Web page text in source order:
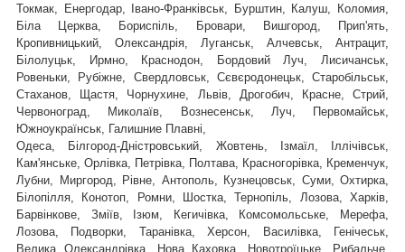
Токмак, Енергодар, Івано-Франківськ, Бурштин, Калуш, Коломия,
Біла Церква, Бориспіль, Бровари, Вишгород, Прип'ять,
Кропивницький, Олександрія, Луганськ, Алчевськ, Антрацит,
Білолуцьк, Ирмно, Краснодон, Бордовий Луч, Лисичанськ,
Ровеньки, Рубіжне, Свердловськ, Сєвєродонецьк, Старобільськ,
Стаханов, Щастя, Чорнухине, Львів, Дрогобич, Красне, Стрий,
Червоноград,
Миколаїв, Вознесенськ, Луч, Первомайськ,
Южноукраїнськ, Галишние Плавні,
Одеса, Білгород-Дністровський, Жовтень, Ізмаїл, Іллічівськ,
Кам'янське, Орлівка, Петрівка, Полтава, Красногорівка, Кременчук,
Лубни, Миргород, Рівне, Антополь, Кузнецовськ, Суми, Охтирка,
Білопілля, Конотоп, Ромни, Шостка, Тернопіль, Лозова, Харків,
Барвінкове, Зміїв, Ізюм, Кегичівка, Комсомольське, Мерефа,
Лозова, Подворки, Таранівка, Херсон, Василівка, Генічеськ,
Велика Олександрівка, Нова Каховка, Новотроїцьке, Рибальче,